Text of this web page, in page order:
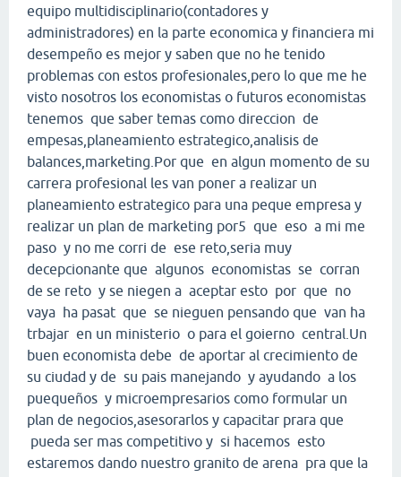
equipo multidisciplinario(contadores y
administradores) en la parte economica y financiera mi
desempeño es mejor y saben que no he tenido
problemas con estos profesionales,pero lo que me he
visto nosotros los economistas o futuros economistas
tenemos que saber temas como direccion de
empesas,planeamiento estrategico,analisis de
balances,marketing.Por que en algun momento de su
carrera profesional les van poner a realizar un
planeamiento estrategico para una peque empresa y
realizar un plan de marketing por5 que eso a mi me
paso y no me corri de ese reto,seria muy
decepcionante que algunos economistas se corran
de se reto y se niegen a aceptar esto por que no
vaya ha pasat que se nieguen pensando que van ha
trbajar en un ministerio o para el goierno central.Un
buen economista debe de aportar al crecimiento de
su ciudad y de su pais manejando y ayudando a los
puequeños y microempresarios como formular un
plan de negocios,asesorarlos y capacitar prara que
pueda ser mas competitivo y si hacemos esto
estaremos dando nuestro granito de arena pra que la